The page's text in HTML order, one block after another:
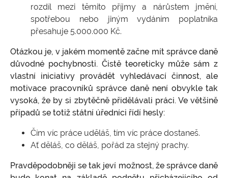
Stanovisko k problematice zdroje příjmů na
území ČR
rozdíl mezi těmito příjmy a nárůstem jmění,
spotřebou nebo jiným vydáním poplatníka
přesahuje 5.000.000 Kč.
Otázkou je, v jakém momentě začne mít správce daně
důvodné pochybnosti. Čistě teoreticky může sám z
vlastní iniciativy provádět vyhledávací činnost, ale
motivace pracovníků správce daně není obvykle tak
vysoká, že by si zbytěčně přidělávali práci. Ve většině
případů se totiž státní úředníci řídí hesly:
Čím víc práce uděláš, tím víc práce dostaneš.
Ať děláš, co děláš, pořád za stejný prachy.
Pravděpodobněji se tak jeví možnost, že správce daně